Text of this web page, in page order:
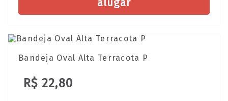
Bandeja Oval Alta Terracota P
R$ 22,80